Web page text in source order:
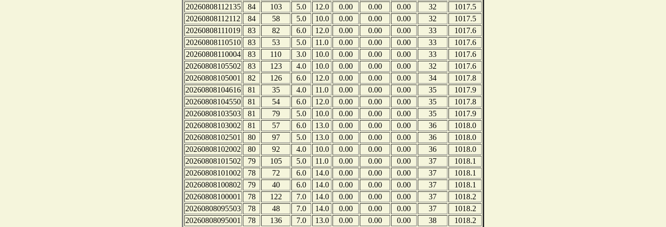
20260808112135
84 103 5.0 12.0 0.00 0.00 0.00 32
1017.5
20260808112112
84 58 5.0 10.0 0.00 0.00 0.00 32
1017.5
20260808111019
83 82 6.0 12.0 0.00 0.00 0.00 33
1017.6
20260808110510
83 53 5.0 11.0 0.00 0.00 0.00 33
1017.6
20260808110004
83 110 3.0 10.0 0.00 0.00 0.00 33
1017.6
20260808105502
83 123 4.0 10.0 0.00 0.00 0.00 32
1017.6
20260808105001
82 126 6.0 12.0 0.00 0.00 0.00 34
1017.8
20260808104616
81 35 4.0 11.0 0.00 0.00 0.00 35
1017.9
20260808104550
81 54 6.0 12.0 0.00 0.00 0.00 35
1017.8
20260808103503
81 79 5.0 10.0 0.00 0.00 0.00 35
1017.9
20260808103002
81 57 6.0 13.0 0.00 0.00 0.00 36
1018.0
20260808102501
80 97 5.0 13.0 0.00 0.00 0.00 36
1018.0
20260808102002
80 92 4.0 10.0 0.00 0.00 0.00 36
1018.0
20260808101502
79 105 5.0 11.0 0.00 0.00 0.00 37
1018.1
20260808101002
78 72 6.0 14.0 0.00 0.00 0.00 37
1018.1
20260808100802
79 40 6.0 14.0 0.00 0.00 0.00 37
1018.1
20260808100001
78 122 7.0 14.0 0.00 0.00 0.00 37
1018.2
20260808095503
78 48 7.0 14.0 0.00 0.00 0.00 37
1018.2
20260808095001
78 136 7.0 13.0 0.00 0.00 0.00 38
1018.2